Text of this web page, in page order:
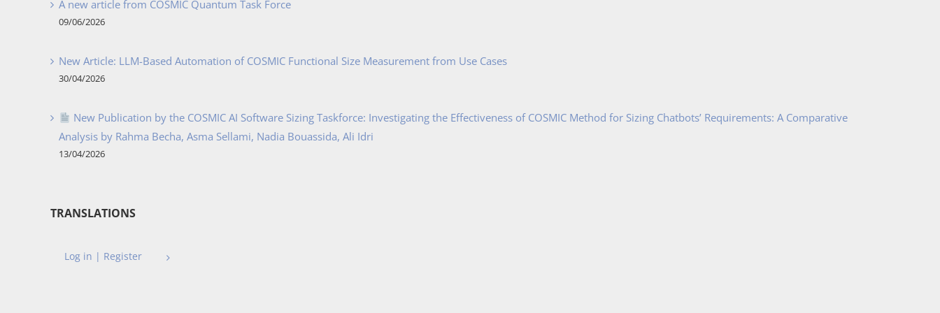
A new article from COSMIC Quantum Task Force
09/06/2026
New Article: LLM-Based Automation of COSMIC Functional Size Measurement from Use Cases
30/04/2026
New Publication by the COSMIC AI Software Sizing Taskforce: Investigating the Effectiveness of COSMIC Method for Sizing Chatbots’ Requirements: A Comparative
Analysis by Rahma Becha, Asma Sellami, Nadia Bouassida, Ali Idri
13/04/2026
TRANSLATIONS
Log in | Register